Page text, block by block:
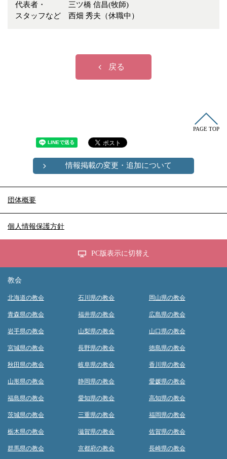
冠婚葬祭 各種団体
代表者・
スタッフなど
三ツ橋 信昌(牧師)
西畑 秀夫（休職中）
戻る
PAGE TOP
情報掲載の変更・追加について
団体概要
個人情報保護方針
PC版表示に切替え
教会
北海道の教会
青森県の教会
岩手県の教会
宮城県の教会
秋田県の教会
山形県の教会
福島県の教会
茨城県の教会
栃木県の教会
群馬県の教会
石川県の教会
福井県の教会
山梨県の教会
長野県の教会
岐阜県の教会
静岡県の教会
愛知県の教会
三重県の教会
滋賀県の教会
京都府の教会
岡山県の教会
広島県の教会
山口県の教会
徳島県の教会
香川県の教会
愛媛県の教会
高知県の教会
福岡県の教会
佐賀県の教会
長崎県の教会